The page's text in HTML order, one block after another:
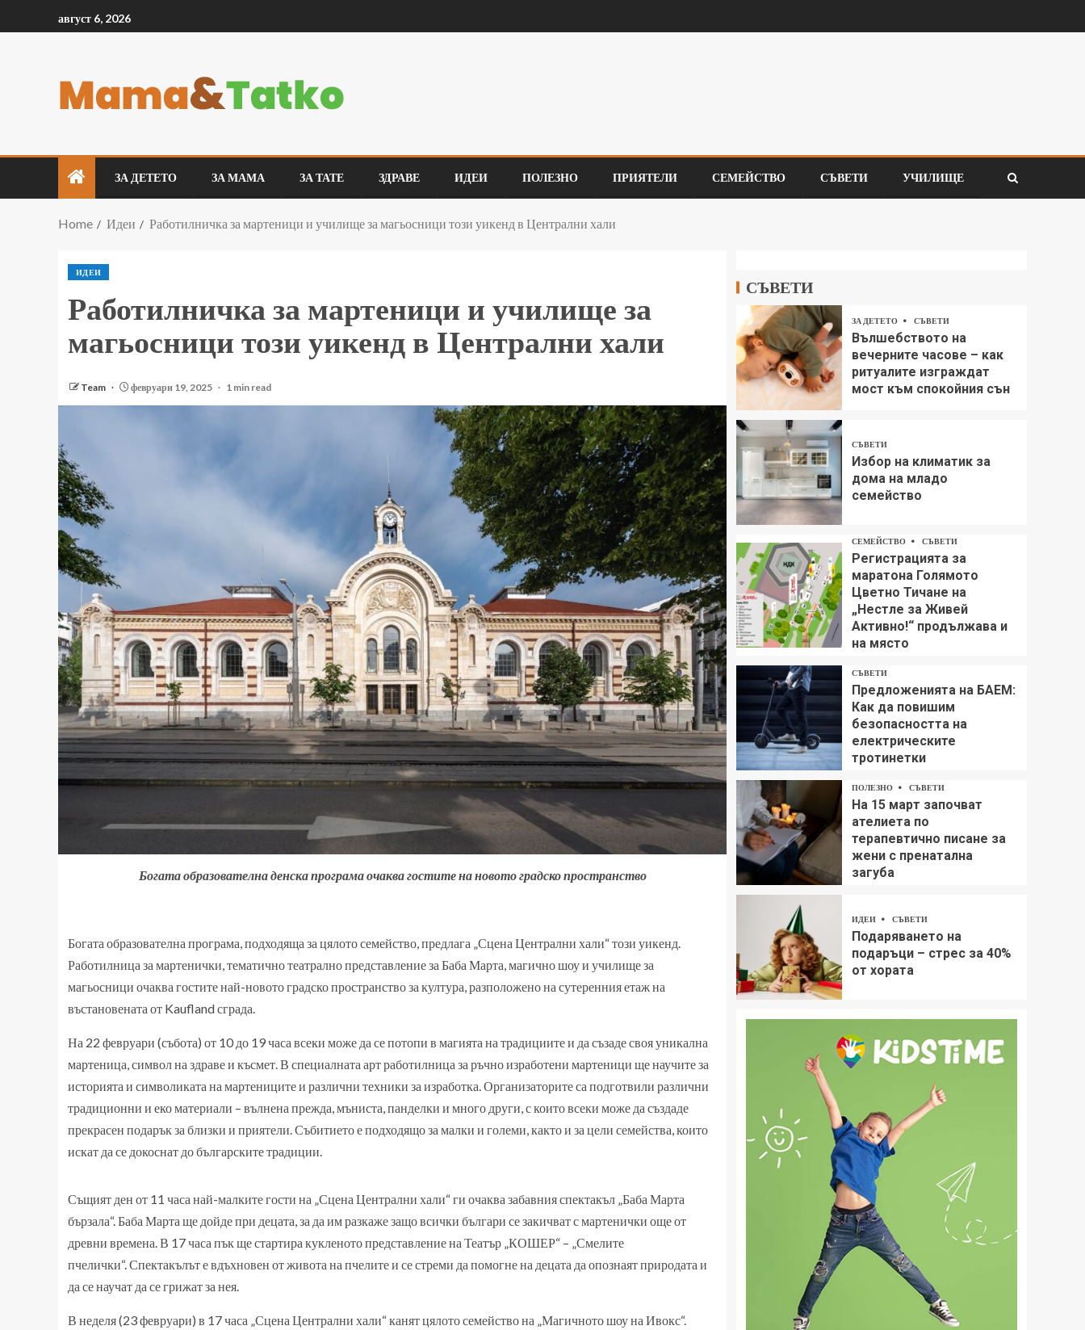
август 6, 2026
ЗА ДЕТЕТО ЗА МАМА ЗА ТАТЕ ЗДРАВЕ ИДЕИ ПОЛЕЗНО ПРИЯТЕЛИ СЕМЕЙСТВО СЪВЕТИ УЧИЛИЩЕ
Home Идеи Работилничка за мартеници и училище за магьосници този уикенд в Централни хали
ИДЕИ
Работилничка за мартеници и училище за
магьосници този уикенд в Централни хали
Team февруари 19, 2025 1 min read
Богата образователна денска програма очаква гостите на новото градско пространство
Богата образователна програма, подходяща за цялото семейство, предлага „Сцена Централни хали“ този уикенд.
Работилница за мартенички, тематично театрално представление за Баба Марта, магично шоу и училище за
магьосници очаква гостите най-новото градско пространство за култура, разположено на сутеренния етаж на
въстановената от Kaufland сграда.
На 22 февруари (събота) от 10 до 19 часа всеки може да се потопи в магията на традициите и да съзаде своя уникална
мартеница, символ на здраве и късмет. В специалната арт работилница за ръчно изработени мартеници ще научите за
историята и символиката на мартениците и различни техники за изработка. Организаторите са подготвили различни
традиционни и еко материали – вълнена прежда, мъниста, панделки и много други, с които всеки може да създаде
прекрасен подарък за близки и приятели. Събитието е подходящо за малки и големи, както и за цели семейства, които
искат да се докоснат до българските традиции.
Същият ден от 11 часа най-малките гости на „Сцена Централни хали“ ги очаква забавния спектакъл „Баба Марта
бързала“. Баба Марта ще дойде при децата, за да им разкаже защо всички българи се закичват с мартенички още от
древни времена. В 17 часа пък ще стартира кукленото представление на Театър „КОШЕР“ – „Смелите
пчелички“. Спектакълът е вдъхновен от живота на пчелите и се стреми да помогне на децата да опознаят природата и
да се научат да се грижат за нея.
В неделя (23 февруари) в 17 часа „Сцена Централни хали“ канят цялото семейство на „Магичното шоу на Ивокс“.
СЪВЕТИ
ЗА ДЕТЕТО СЪВЕТИ
Вълшебството на
вечерните часове – как
ритуалите изграждат
мост към спокойния сън
СЪВЕТИ
Избор на климатик за
дома на младо
семейство
СЕМЕЙСТВО СЪВЕТИ
Регистрацията за
маратона Голямото
Цветно Тичане на
„Нестле за Живей
Aктивно!“ продължава и
на място
СЪВЕТИ
Предложенията на БАЕМ:
Как да повишим
безопасността на
електрическите
тротинетки
ПОЛЕЗНО СЪВЕТИ
На 15 март започват
ателиета по
терапевтично писане за
жени с пренатална
загуба
ИДЕИ СЪВЕТИ
Подаряването на
подаръци – стрес за 40%
от хората